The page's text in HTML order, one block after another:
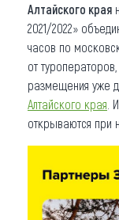
Алтайского края
2021/2022»
часов по
от
размещения уже
Алтайского края .
открываются при